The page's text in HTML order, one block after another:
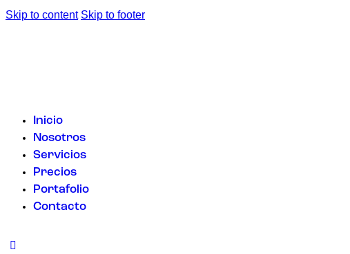
Skip to content Skip to footer
Inicio
Nosotros
Servicios
Precios
Portafolio
Contacto